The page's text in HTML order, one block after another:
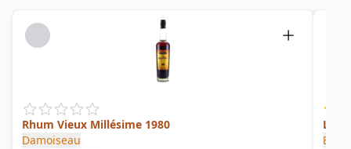
Rhum Vieux Millésime 1980
Damoiseau
Le